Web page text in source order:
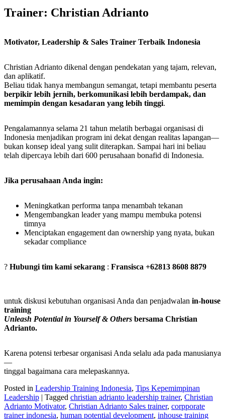
Trainer: Christian Adrianto
Motivator, Leadership & Sales Trainer Terbaik Indonesia
Christian Adrianto dikenal dengan pendekatan yang tajam, relevan,
dan aplikatif.
Beliau tidak hanya membangun semangat, tetapi membantu peserta
berpikir lebih jernih, berkomunikasi lebih berdampak, dan
memimpin dengan kesadaran yang lebih tinggi.
Pengalamannya selama 21 tahun melatih berbagai organisasi di
Indonesia menjadikan program ini dekat dengan realitas lapangan—
bukan konsep ideal yang sulit diterapkan. Sampai hari ini beliau
telah dipercaya lebih dari 600 perusahaan bonafid di Indonesia.
Jika perusahaan Anda ingin:
Meningkatkan performa tanpa menambah tekanan
Mengembangkan leader yang mampu membuka potensi
timnya
Menciptakan engagement dan ownership yang nyata, bukan
sekadar compliance
? Hubungi tim kami sekarang : Fransisca +62813 8608 8879
untuk diskusi kebutuhan organisasi Anda dan penjadwalan in-house
training
Unleash Potential in Yourself & Others bersama Christian
Adrianto.
Karena potensi terbesar organisasi Anda selalu ada pada manusianya
—
tinggal bagaimana cara melepaskannya.
Posted in Leadership Training Indonesia, Tips Kepemimpinan
Leadership | Tagged christian adrianto leadership trainer, Christian
Adrianto Motivator, Christian Adrianto Sales trainer, corpporate
trainer indonesia, human potential development, inhouse training